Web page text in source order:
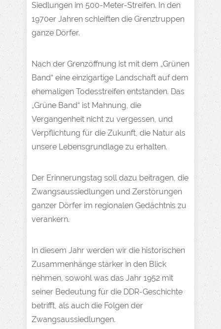
Siedlungen im 500-Meter-Streifen. In den
1970er Jahren schleiften die Grenztruppen
ganze Dörfer.
Nach der Grenzöffnung ist mit dem „Grünen
Band“ eine einzigartige Landschaft auf dem
ehemaligen Todesstreifen entstanden. Das
„Grüne Band“ ist Mahnung, die
Vergangenheit nicht zu vergessen, und
Verpflichtung für die Zukunft, die Natur als
unsere Lebensgrundlage zu erhalten.
Der Erinnerungstag soll dazu beitragen, die
Zwangsaussiedlungen und Zerstörungen
ganzer Dörfer im regionalen Gedächtnis zu
verankern.
In diesem Jahr werden wir die historischen
Zusammenhänge stärker in den Blick
nehmen, sowohl was das Jahr 1952 mit
seiner Bedeutung für die DDR-Geschichte
betrifft, als auch die Folgen der
Zwangsaussiedlungen.